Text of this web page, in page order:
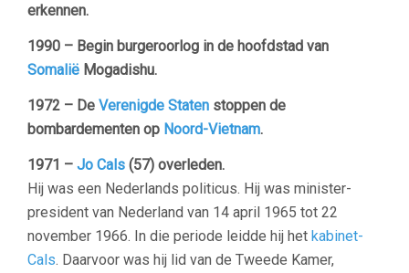
erkennen.
1990 – Begin burgeroorlog in de hoofdstad van
Somalië Mogadishu.
1972 – De Verenigde Staten stoppen de
bombardementen op Noord-Vietnam.
1971 – Jo Cals (57) overleden.
Hij was een Nederlands politicus. Hij was minister-
president van Nederland van 14 april 1965 tot 22
november 1966. In die periode leidde hij het kabinet-
Cals. Daarvoor was hij lid van de Tweede Kamer,